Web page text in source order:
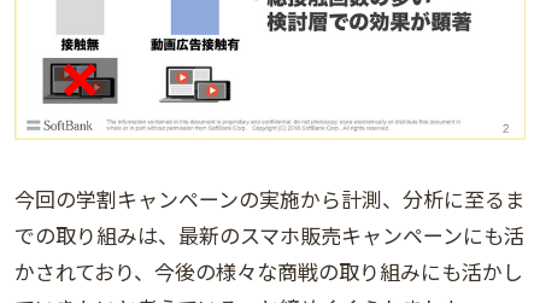
今回の学割キャンペーンの実施から計測、分析に至るま
での取り組みは、最新のスマホ販売キャンペーンにも活
かされており、今後の様々な商戦の取り組みにも活かし